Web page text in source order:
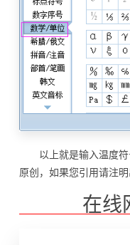
以上就是输入温度
原创，如果您引用请注明
在线